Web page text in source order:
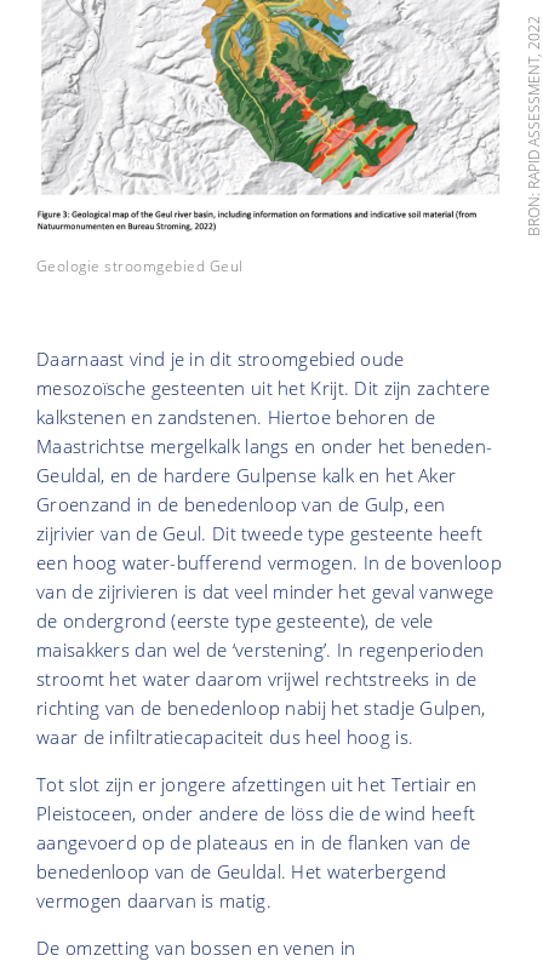
BRON: RAPID ASSESSMENT, 2022
Geologie stroomgebied Geul
Daarnaast vind je in dit stroomgebied oude
mesozoïsche gesteenten uit het Krijt. Dit zijn zachtere
kalkstenen en zandstenen. Hiertoe behoren de
Maastrichtse mergelkalk langs en onder het beneden-
Geuldal, en de hardere Gulpense kalk en het Aker
Groenzand in de benedenloop van de Gulp, een
zijrivier van de Geul. Dit tweede type gesteente heeft
een hoog water-bufferend vermogen. In de bovenloop
van de zijrivieren is dat veel minder het geval vanwege
de ondergrond (eerste type gesteente), de vele
maisakkers dan wel de ‘verstening’. In regenperioden
stroomt het water daarom vrijwel rechtstreeks in de
richting van de benedenloop nabij het stadje Gulpen,
waar de infiltratiecapaciteit dus heel hoog is.
Tot slot zijn er jongere afzettingen uit het Tertiair en
Pleistoceen, onder andere de löss die de wind heeft
aangevoerd op de plateaus en in de flanken van de
benedenloop van de Geuldal. Het waterbergend
vermogen daarvan is matig.
De omzetting van bossen en venen in